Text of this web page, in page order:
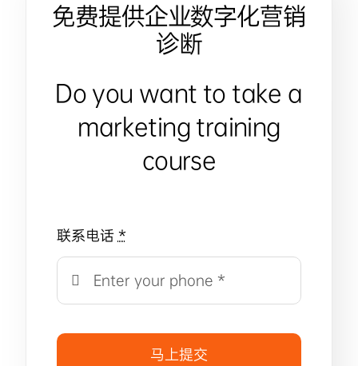
免费提供企业数字化营销
诊断
Do you want to take a
marketing training
course
联系电话*
马上提交